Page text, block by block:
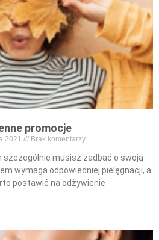
promocje
2021 Brak komentarzy
szczególnie musisz zadbać o swoją
wymaga odpowiedniej pielęgnacji, a
postawić na odżywienie